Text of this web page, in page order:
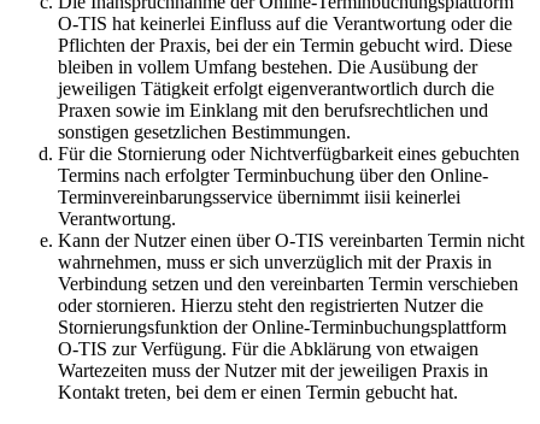
O-TIS hat keinerlei Einfluss auf die Verantwortung oder die
Pflichten der Praxis, bei der ein Termin gebucht wird. Diese
bleiben in vollem Umfang bestehen. Die Ausübung der
jeweiligen Tätigkeit erfolgt eigenverantwortlich durch die
Praxen sowie im Einklang mit den berufsrechtlichen und
sonstigen gesetzlichen Bestimmungen.
Für die Stornierung oder Nichtverfügbarkeit eines gebuchten
Termins nach erfolgter Terminbuchung über den Online-
Terminvereinbarungsservice übernimmt iisii keinerlei
Verantwortung.
Kann der Nutzer einen über O-TIS vereinbarten Termin nicht
wahrnehmen, muss er sich unverzüglich mit der Praxis in
Verbindung setzen und den vereinbarten Termin verschieben
oder stornieren. Hierzu steht den registrierten Nutzer die
Stornierungsfunktion der Online-Terminbuchungsplattform
O-TIS zur Verfügung. Für die Abklärung von etwaigen
Wartezeiten muss der Nutzer mit der jeweiligen Praxis in
Kontakt treten, bei dem er einen Termin gebucht hat.